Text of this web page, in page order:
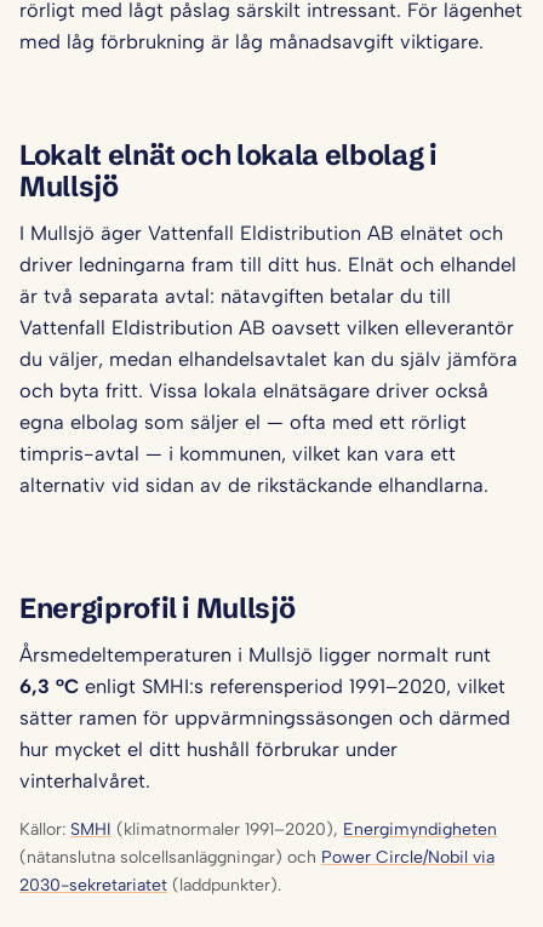
rörligt med lågt påslag särskilt intressant. För lägenhet
med låg förbrukning är låg månadsavgift viktigare.
Lokalt elnät och lokala elbolag i
Mullsjö
I Mullsjö äger Vattenfall Eldistribution AB elnätet och
driver ledningarna fram till ditt hus. Elnät och elhandel
är två separata avtal: nätavgiften betalar du till
Vattenfall Eldistribution AB oavsett vilken elleverantör
du väljer, medan elhandelsavtalet kan du själv jämföra
och byta fritt. Vissa lokala elnätsägare driver också
egna elbolag som säljer el — ofta med ett rörligt
timpris-avtal — i kommunen, vilket kan vara ett
alternativ vid sidan av de rikstäckande elhandlarna.
Energiprofil i Mullsjö
Årsmedeltemperaturen i Mullsjö ligger normalt runt
6,3 °C enligt SMHI:s referensperiod 1991–2020, vilket
sätter ramen för uppvärmningssäsongen och därmed
hur mycket el ditt hushåll förbrukar under
vinterhalvåret.
Källor: SMHI (klimatnormaler 1991–2020), Energimyndigheten
(nätanslutna solcellsanläggningar) och Power Circle/Nobil via
2030-sekretariatet (laddpunkter).